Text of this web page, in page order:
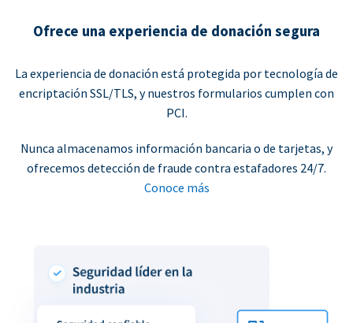
Ofrece una experiencia de donación segura
La experiencia de donación está protegida por tecnología de
encriptación SSL/TLS, y nuestros formularios cumplen con
PCI.
Nunca almacenamos información bancaria o de tarjetas, y
ofrecemos detección de fraude contra estafadores 24/7.
Conoce más